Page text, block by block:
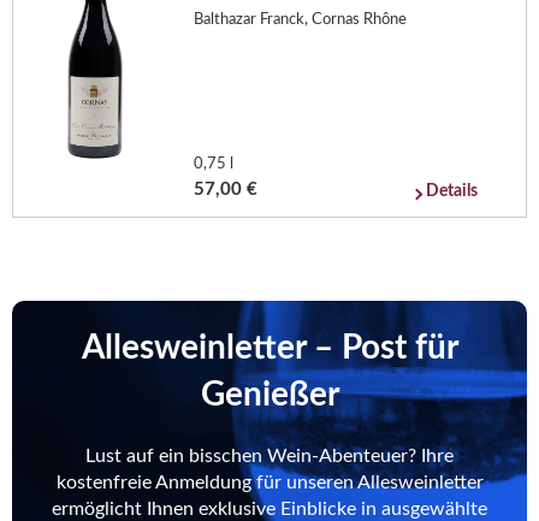
Balthazar Franck, Cornas Rhône
0,75 l
57,00 € Details
Allesweinletter – Post für
Genießer
Lust auf ein bisschen Wein-Abenteuer? Ihre
kostenfreie Anmeldung für unseren Allesweinletter
ermöglicht Ihnen exklusive Einblicke in ausgewählte